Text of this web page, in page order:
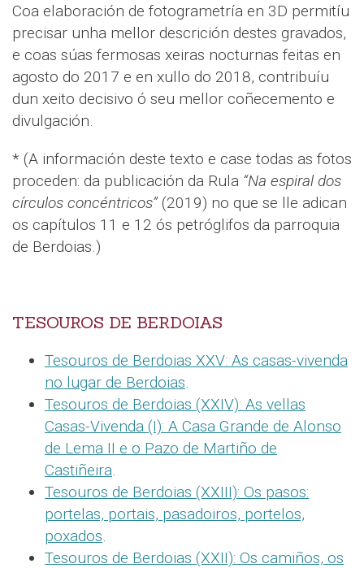
Coa elaboración de fotogrametría en 3D permitíu
precisar unha mellor descrición destes gravados,
e coas súas fermosas xeiras nocturnas feitas en
agosto do 2017 e en xullo do 2018, contribuíu
dun xeito decisivo ó seu mellor coñecemento e
divulgación.
* (A información deste texto e case todas as fotos
proceden: da publicación da Rula “Na espiral dos
círculos concéntricos”(2019) no que se lle adican
os capítulos 11 e 12 ós petróglifos da parroquia
de Berdoias.)
TESOUROS DE BERDOIAS
Tesouros de Berdoias XXV: As casas-vivenda
no lugar de Berdoias.
Tesouros de Berdoias (XXIV): As vellas
Casas-Vivenda (I): A Casa Grande de Alonso
de Lema II e o Pazo de Martiño de
Castiñeira.
Tesouros de Berdoias (XXIII): Os pasos:
portelas, portais, pasadoiros, portelos,
poxados.
Tesouros de Berdoias (XXII): Os camiños, os